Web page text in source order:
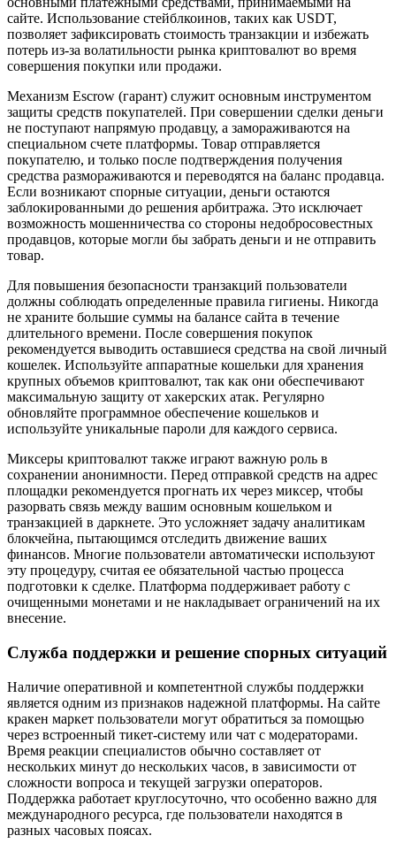
сайте. Использование стейблкоинов, таких как USDT,
позволяет зафиксировать стоимость транзакции и избежать
потерь из-за волатильности рынка криптовалют во время
совершения покупки или продажи.
Механизм Escrow (гарант) служит основным инструментом
защиты средств покупателей. При совершении сделки деньги
не поступают напрямую продавцу, а замораживаются на
специальном счете платформы. Товар отправляется
покупателю, и только после подтверждения получения
средства размораживаются и переводятся на баланс продавца.
Если возникают спорные ситуации, деньги остаются
заблокированными до решения арбитража. Это исключает
возможность мошенничества со стороны недобросовестных
продавцов, которые могли бы забрать деньги и не отправить
товар.
Для повышения безопасности транзакций пользователи
должны соблюдать определенные правила гигиены. Никогда
не храните большие суммы на балансе сайта в течение
длительного времени. После совершения покупок
рекомендуется выводить оставшиеся средства на свой личный
кошелек. Используйте аппаратные кошельки для хранения
крупных объемов криптовалют, так как они обеспечивают
максимальную защиту от хакерских атак. Регулярно
обновляйте программное обеспечение кошельков и
используйте уникальные пароли для каждого сервиса.
Миксеры криптовалют также играют важную роль в
сохранении анонимности. Перед отправкой средств на адрес
площадки рекомендуется прогнать их через миксер, чтобы
разорвать связь между вашим основным кошельком и
транзакцией в даркнете. Это усложняет задачу аналитикам
блокчейна, пытающимся отследить движение ваших
финансов. Многие пользователи автоматически используют
эту процедуру, считая ее обязательной частью процесса
подготовки к сделке. Платформа поддерживает работу с
очищенными монетами и не накладывает ограничений на их
внесение.
Служба поддержки и решение спорных ситуаций
Наличие оперативной и компетентной службы поддержки
является одним из признаков надежной платформы. На сайте
кракен маркет пользователи могут обратиться за помощью
через встроенный тикет-систему или чат с модераторами.
Время реакции специалистов обычно составляет от
нескольких минут до нескольких часов, в зависимости от
сложности вопроса и текущей загрузки операторов.
Поддержка работает круглосуточно, что особенно важно для
международного ресурса, где пользователи находятся в
разных часовых поясах.